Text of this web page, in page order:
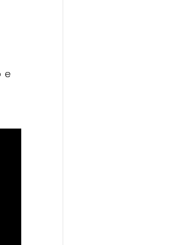
e